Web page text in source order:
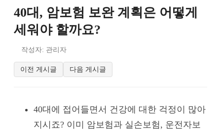
40대, 암보험 보완 계획은 어떻게
세워야 할까요?
작성자: 관리자
이전 게시글 다음 게시글
40대에 접어들면서 건강에 대한 걱정이 많아
지시죠? 이미 암보험과 실손보험, 운전자보